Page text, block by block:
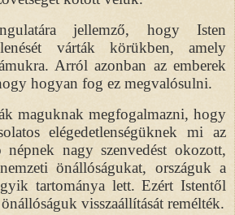
jellemző, hogy Isten
várták körükben, amely
Arról azonban az emberek
hogyan fog ez megvalósulni.
maguknak megfogalmazni, hogy
elégedetlenségüknek mi az
nagy szenvedést okozott,
önállóságukat, országuk a
tartománya lett. Ezért Istentől
visszaállítását remélték.